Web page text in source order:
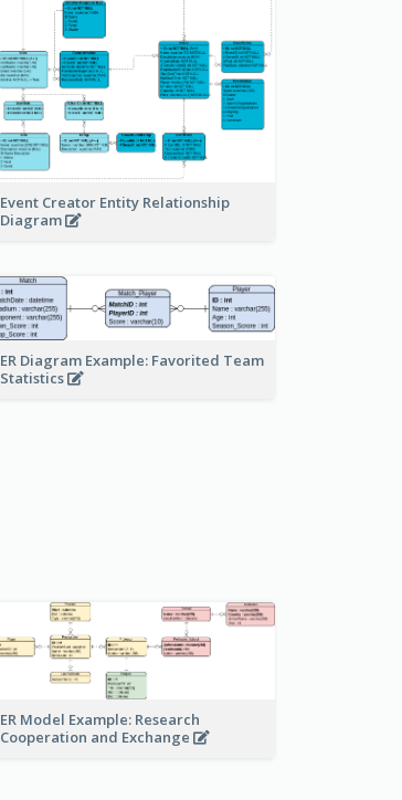
Event Creator Entity Relationship
Diagram
ER Diagram Example: Favorited Team
Statistics
ER Model Example: Research
Cooperation and Exchange